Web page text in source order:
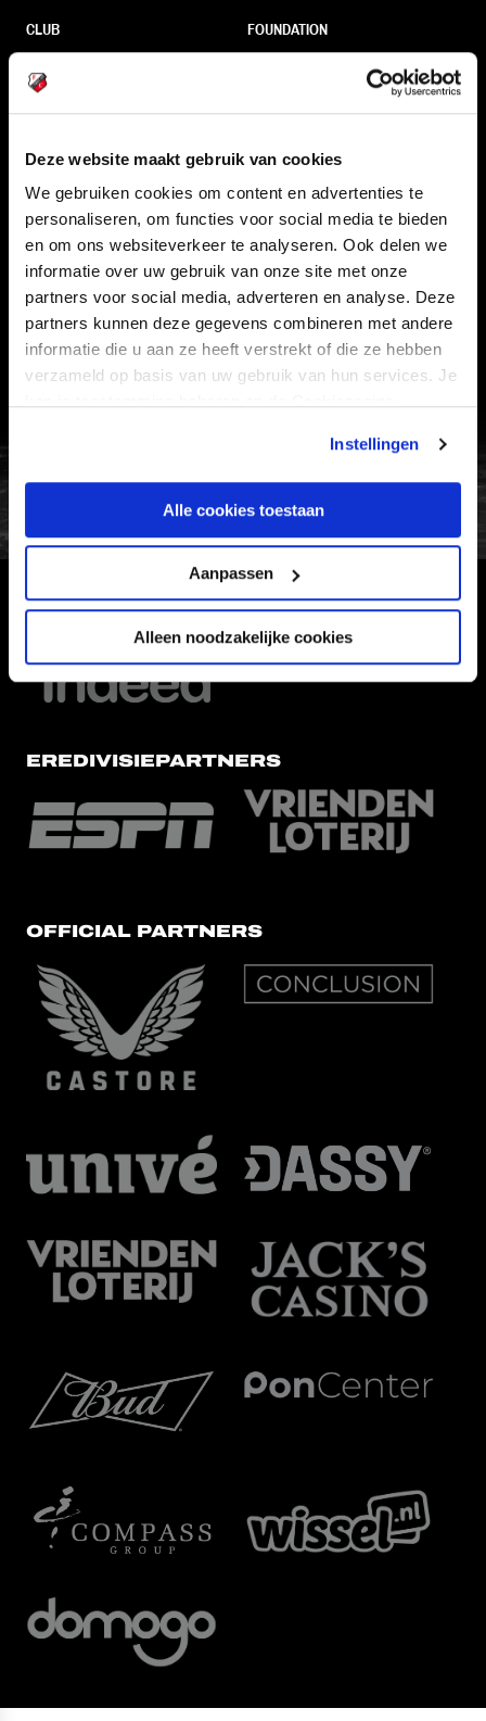
Deze website maakt gebruik van cookies
We gebruiken cookies om content en advertenties te
personaliseren, om functies voor social media te bieden
en om ons websiteverkeer te analyseren. Ook delen we
informatie over uw gebruik van onze site met onze
partners voor social media, adverteren en analyse. Deze
partners kunnen deze gegevens combineren met andere
informatie die u aan ze heeft verstrekt of die ze hebben
verzameld op basis van uw gebruik van hun services. Je
Instellingen
Alle cookies toestaan
Aanpassen
Alleen noodzakelijke cookies
CLUB
STADION
FOUNDATION
Informatie
VEELGESTELDE VRAGEN
CONTACT
WERKEN BIJ
VERTROUWENSPERSOON
FC Utrecht<br>vanuit<br>het
HOOFDSPONSOR
EREDIVISIEPARTNERS
OFFICIAL PARTNERS